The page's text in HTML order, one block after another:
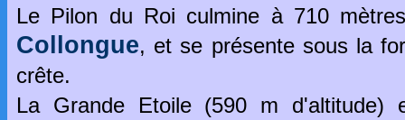
Le Pilon du Roi culmine à 710
Collongue, et se présente sous la
crête.
La Grande Etoile (590 m d'altitude)